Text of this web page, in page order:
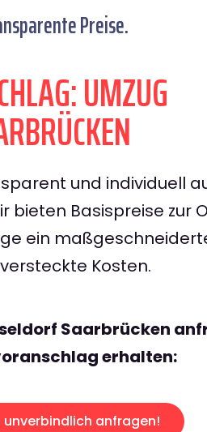
Preise.
UMZUG
und individuell
bieten Basispreise zur
ein
Kosten.
Saarbrücken
erhalten:
unverbindlich anfragen!